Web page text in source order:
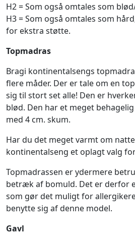
H2 = Som også omtales som
H3 = Som også omtales som
for ekstra støtte.
Topmadras
Bragi kontinentalsengs
flere måder. Der er tale om en
sig til stort set alle! Den er
blød. Den har et meget
med 4 cm. skum.
Har du det meget varmt om
kontinentalseng et oplagt valg
Topmadrassen er ydermere
betræk af bomuld. Det er derfor
som gør det muligt for
benytte sig af denne model.
Gavl